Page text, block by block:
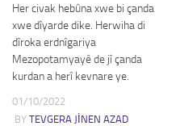
Her civak hebûna xwe bi çanda
xwe dîyarde dike. Herwiha di
dîroka erdnîgariya
Mezopotamyayê de jî çanda
kurdan a herî kevnare ye.
01/10/2022
BY TEVGERA JINEN AZAD